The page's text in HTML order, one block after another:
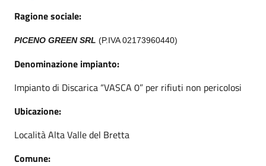
Ragione sociale:
PICENO GREEN SRL (P.IVA 02173960440)
Denominazione impianto:
Impianto di Discarica “VASCA 0” per rifiuti non pericolosi
Ubicazione:
Località Alta Valle del Bretta
Comune: